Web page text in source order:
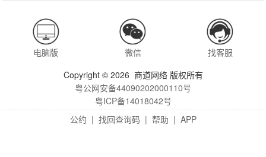
电脑版 微信
找客服
Copyright © 2026 商道网络 版权所有
粤公网安备44090202000110号
粤ICP备14018042号
公约 | 找回查询码 | 帮助 | APP